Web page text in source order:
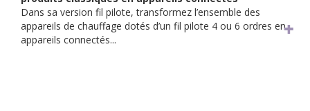
Dans sa version fil pilote, transformez l’ensemble des
appareils de chauffage dotés d’un fil pilote 4 ou 6 ordres en
appareils connectés...